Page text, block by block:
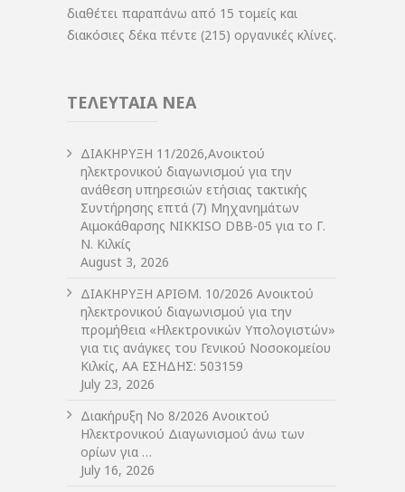
διαθέτει παραπάνω από 15 τομείς και
διακόσιες δέκα πέντε (215) οργανικές κλίνες.
ΤΕΛΕΥΤΑΙΑ ΝΕΑ
ΔIΑΚΗΡΥΞΗ 11/2026,Ανοικτού
ηλεκτρονικού διαγωνισμού για την
ανάθεση υπηρεσιών ετήσιας τακτικής
Συντήρησης επτά (7) Μηχανημάτων
Αιμοκάθαρσης NIKKISO DBB-05 για το Γ.
Ν. Κιλκίς
August 3, 2026
ΔIΑΚΗΡΥΞΗ ΑΡIΘΜ. 10/2026 Ανοικτού
ηλεκτρονικού διαγωνισμού για την
προμήθεια «Ηλεκτρονικών Υπολογιστών»
για τις ανάγκες του Γενικού Νοσοκομείου
Κιλκίς, ΑΑ ΕΣΗΔΗΣ: 503159
July 23, 2026
Διακήρυξη Νο 8/2026 Ανοικτού
Ηλεκτρονικού Διαγωνισμού άνω των
ορίων για …
July 16, 2026